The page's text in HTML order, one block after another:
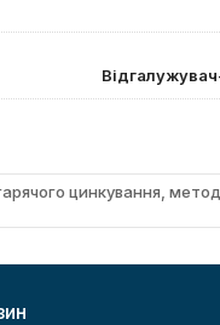
цинкування, метод